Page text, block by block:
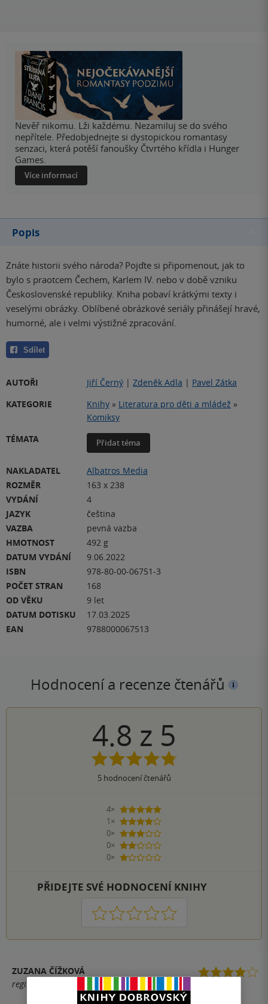
Nevěř nikomu. Lži každému. Nezamiluj se do svého
nepřítele. Předobjednejte si dystopickou romantasy
senzaci, která potěší fanoušky Čtvrtého křídla i Hunger
Games.
Více informací
Popis
Znáte historii svého národa? Pojďte si připomenout, jak to
bylo s praotcem Čechem, Karlem IV. nebo v době vzniku
Československé republiky. Kniha pobaví krátkými texty i
veselými obrázky. Oblíbené obrázkové seriály přinášejí hravé,
humorné, ale i velmi výstižné zpracování.
Sdílet
AUTOŘI Jiří Černý | Zdeněk Adla | Pavel Zátka
KATEGORIE
Knihy » Literatura pro děti a mládež »
Komiksy
TÉMATA
Přidat téma
NAKLADATEL
Albatros Media
ROZMĚR
163 x 238
VYDÁNÍ
4
JAZYK
čeština
VAZBA
pevná vazba
HMOTNOST
492 g
DATUM VYDÁNÍ
9.06.2022
ISBN
978-80-00-06751-3
POČET STRAN
168
OD VĚKU
9 let
DATUM DOTISKU
17.03.2025
EAN
9788000067513
Hodnocení a recenze čtenářů
4.8 z 5
5hodnocení čtenářů
4×
5 hvězdiček
1×
4 hvězdičky
0×
3 hvězdičky
0×
2 hvězdičky
0×
1 hvezdička
PŘIDEJTE SVÉ HODNOCENÍ KNIHY
1 2 3 4 5
ZUZANA ČÍŽKOVÁ
registrovaný uživatel